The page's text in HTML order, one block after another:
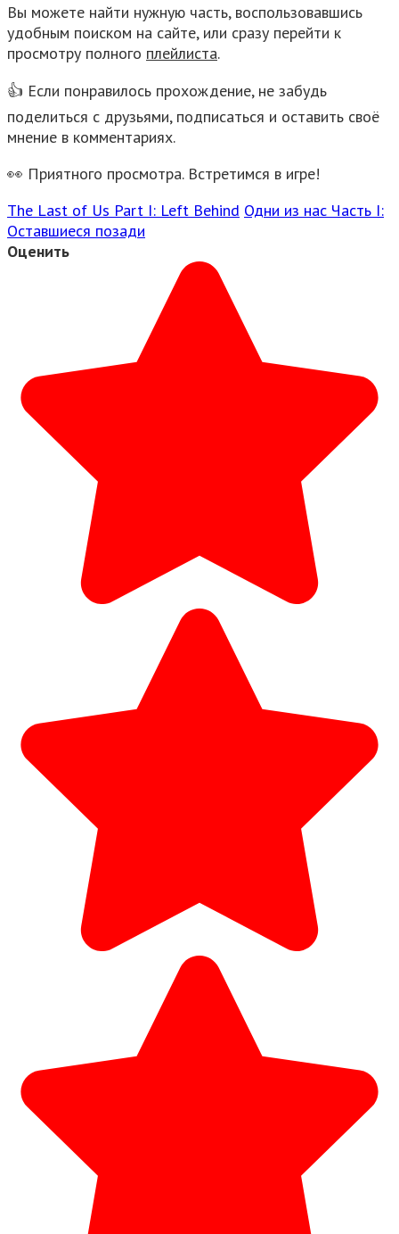
Вы можете найти нужную часть, воспользовавшись
удобным поиском на сайте, или сразу перейти к
просмотру полного плейлиста.
👍 Если понравилось прохождение, не забудь
поделиться с друзьями, подписаться и оставить своё
мнение в комментариях.
👀 Приятного просмотра. Встретимся в игре!
The Last of Us Part I: Left Behind Одни из нас Часть I:
Оставшиеся позади
Оценить